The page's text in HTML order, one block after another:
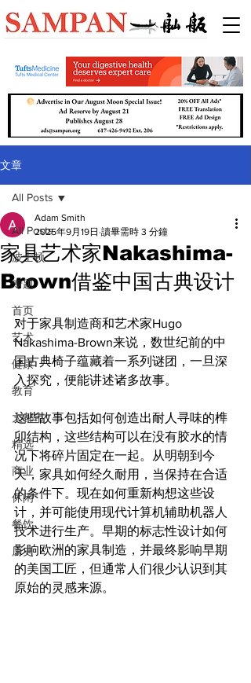
文章
All Posts
波士顿
专题
首页
艺术
健康
教育
大都市
精选
商业
休闲
餐饮
历史
All Posts
家具艺术家Nakashima-
Brown借鉴中国古典设计
Adam Smith
2025年9月19日 讀畢需時 3 分鐘
对于家具制造商和艺术家Hugo
Nakashima-Brown来说，数世纪前的中
国古典椅子蕴藏着一系列谜团，一旦深
入探究，便能讲述诸多故事。
这些故事包括如何创造出耐人寻味的榫
卯结构，这些结构可以在没有胶水的情
况下将碎片固定在一起。从明朝到今
天，家具如何经久耐用，当保持在合适
的条件下。现在如何重新构想这些设
计，并可能使用现代计算机辅助机器人
技术进行生产。早期的标志性设计如何
影响欧洲的家具制造，并最终影响早期
的美国工匠，但通常人们很少认识到其
原始的灵感来源。